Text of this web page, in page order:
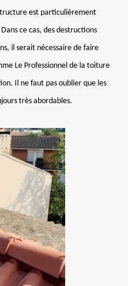
est particulièrement
ce cas, des destructions
il serait nécessaire de faire
Le Professionnel de la toiture
Il ne faut pas oublier que les
très abordables.